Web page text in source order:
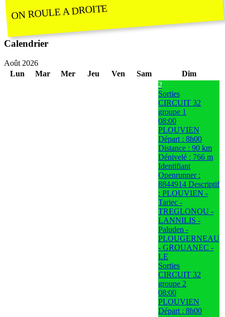
ON ROULE A DROITE
Calendrier
Août 2026
Lun
Mar Mer Jeu Ven Sam Dim
2
Sorties
CIRCUIT 32
groupe 1
08:00
PLOUVIEN
Départ : 8h00
Distance : 90 km
Dénivelé : 766 m
Identifiant
Openrunner :
8844914 Descriptif
: PLOUVIEN -
Tariec -
TREGLONOU -
LANNILIS -
Paluden -
PLOUGERNEAU
- GROUANEC -
LE
Sorties
CIRCUIT 32
groupe 2
08:00
PLOUVIEN
Départ : 8h00